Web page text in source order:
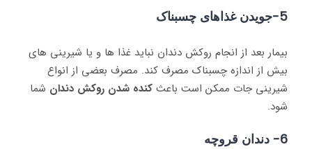
5-جویدن غذاهای چسبناک
بیمار بعد از انجام روکش دندان نباید غذا ها و یا شیرینی های
بیش از اندازه چسبناک مصرف کند. مصرف بعضی از انواع
شیرینی جات ممکن است باعث کنده شدن روکش دندان شما
شود.
6- دندان قروچه